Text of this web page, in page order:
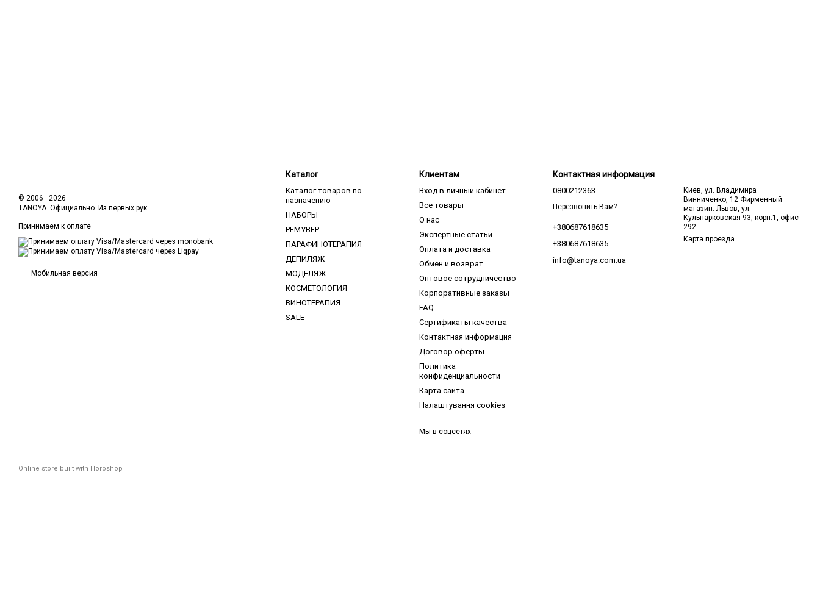
© 2006—2026
TANOYA. Официально. Из первых рук.
Принимаем к оплате
Мобильная версия
Online store built with Horoshop
Каталог
Каталог товаров по
назначению
НАБОРЫ
РЕМУВЕР
ПАРАФИНОТЕРАПИЯ
ДЕПИЛЯЖ
МОДЕЛЯЖ
КОСМЕТОЛОГИЯ
ВИНОТЕРАПИЯ
SALE
Клиентам
Вход в личный кабинет
Все товары
О нас
Экспертные статьи
Оплата и доставка
Обмен и возврат
Оптовое сотрудничество
Корпоративные заказы
FAQ
Сертификаты качества
Контактная информация
Договор оферты
Политика
конфиденциальности
Карта сайта
Налаштування cookies
Мы в соцсетях
Контактная информация
0800212363
Перезвонить Вам?
+380687618635
+380687618635
info@tanoya.com.ua
Киев, ул. Владимира
Винниченко, 12 Фирменный
магазин: Львов, ул.
Кульпарковская 93, корп.1, офис
292
Карта проезда